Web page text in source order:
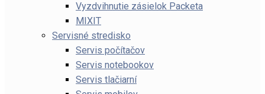
Vyzdvihnutie zásielok Packeta
MIXIT
Servisné stredisko
Servis počítačov
Servis notebookov
Servis tlačiarní